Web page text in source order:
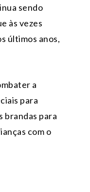
sendo
às vezes
últimos anos,
a
para
brandas para
com o